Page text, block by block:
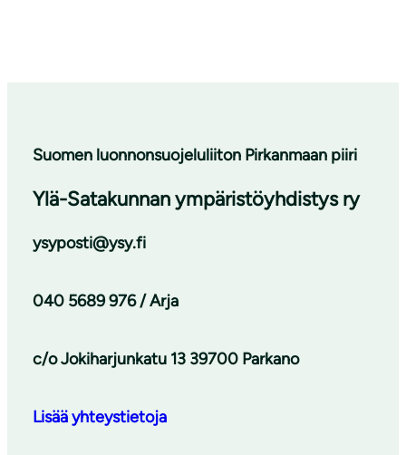
Suomen luonnonsuojeluliiton Pirkanmaan piiri
Ylä-Satakunnan ympäristöyhdistys ry
ysyposti@ysy.fi
040 5689 976 / Arja
c/o Jokiharjunkatu 13 39700 Parkano
Lisää yhteystietoja